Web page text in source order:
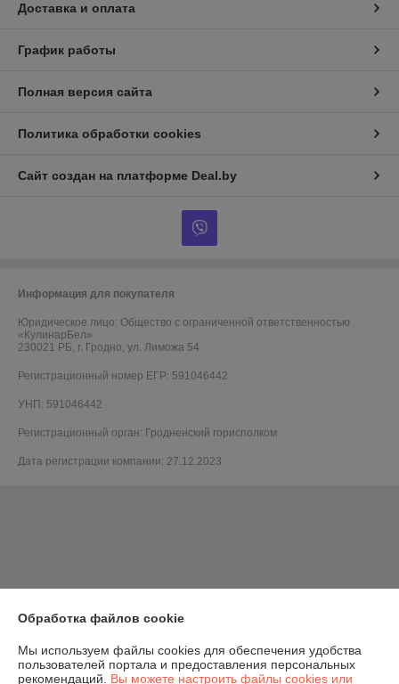
Доставка и оплата
График работы
Полная версия сайта
Политика обработки cookies
Сайт создан на платформе Deal.by
Информация для покупателя
Юридическое лицо: Общество с ограниченной ответственностью
«КулинарБел»
230021 РБ, г. Гродно, ул. Лиможа 54
Регистрационный номер ЕГР: 591046442
УНП: 591046442
Регистрационный орган: Гродненский горисполком
Дата регистрации компании: 27.12.2023
Обработка файлов cookie
Мы используем файлы cookies для обеспечения удобства
пользователей портала и предоставления персональных
рекомендаций. Вы можете настроить файлы cookies или